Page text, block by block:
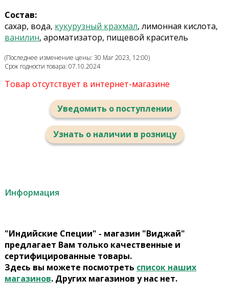
Состав:
сахар, вода, кукурузный крахмал, лимонная кислота,
ванилин, ароматизатор, пищевой краситель
(Последнее изменение цены: 30 Mar 2023, 12:00)
Срок годности товара: 07.10.2024
Товар отсутствует в интернет-магазине
Уведомить о поступлении
Узнать о наличии в розницу
Информация
"Индийские Специи" - магазин "Виджай"
предлагает Вам только качественные и
сертифицированные товары.
Здесь вы можете посмотреть список наших
магазинов. Других магазинов у нас нет.